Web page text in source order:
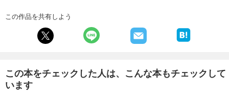
この作品を共有しよう
この本をチェックした人は、こんな本もチェックして
います